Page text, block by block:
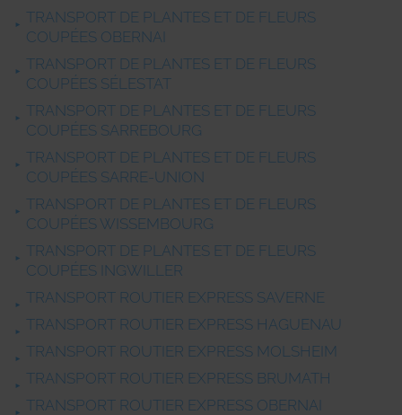
TRANSPORT DE PLANTES ET DE FLEURS
COUPÉES OBERNAI
TRANSPORT DE PLANTES ET DE FLEURS
COUPÉES SÉLESTAT
TRANSPORT DE PLANTES ET DE FLEURS
COUPÉES SARREBOURG
TRANSPORT DE PLANTES ET DE FLEURS
COUPÉES SARRE-UNION
TRANSPORT DE PLANTES ET DE FLEURS
COUPÉES WISSEMBOURG
TRANSPORT DE PLANTES ET DE FLEURS
COUPÉES INGWILLER
TRANSPORT ROUTIER EXPRESS SAVERNE
TRANSPORT ROUTIER EXPRESS HAGUENAU
TRANSPORT ROUTIER EXPRESS MOLSHEIM
TRANSPORT ROUTIER EXPRESS BRUMATH
TRANSPORT ROUTIER EXPRESS OBERNAI